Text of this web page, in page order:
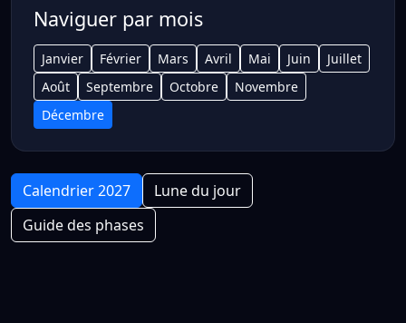
Naviguer par mois
Janvier Février Mars Avril Mai Juin
Juillet
Août
Septembre Octobre
Novembre
Décembre
Calendrier 2027
Lune du jour
Guide des phases